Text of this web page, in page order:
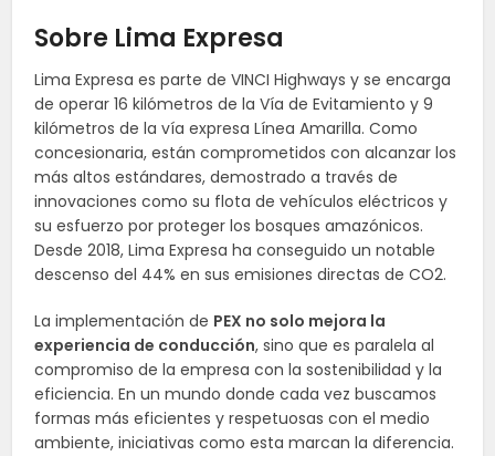
Sobre Lima Expresa
Lima Expresa es parte de VINCI Highways y se encarga
de operar 16 kilómetros de la Vía de Evitamiento y 9
kilómetros de la vía expresa Línea Amarilla. Como
concesionaria, están comprometidos con alcanzar los
más altos estándares, demostrado a través de
innovaciones como su flota de vehículos eléctricos y
su esfuerzo por proteger los bosques amazónicos.
Desde 2018, Lima Expresa ha conseguido un notable
descenso del 44% en sus emisiones directas de CO2.
La implementación de PEX no solo mejora la
experiencia de conducción, sino que es paralela al
compromiso de la empresa con la sostenibilidad y la
eficiencia. En un mundo donde cada vez buscamos
formas más eficientes y respetuosas con el medio
ambiente, iniciativas como esta marcan la diferencia.